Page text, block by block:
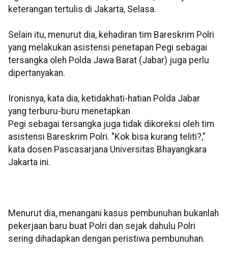
keterangan tertulis di Jakarta, Selasa.
Selain itu, menurut dia, kehadiran tim Bareskrim Polri
yang melakukan asistensi penetapan Pegi sebagai
tersangka oleh Polda Jawa Barat (Jabar) juga perlu
dipertanyakan.
Ironisnya, kata dia, ketidakhati-hatian Polda Jabar
yang terburu-buru menetapkan
Pegi sebagai tersangka juga tidak dikoreksi oleh tim
asistensi Bareskrim Polri. "Kok bisa kurang teliti?,"
kata dosen Pascasarjana Universitas Bhayangkara
Jakarta ini.
Menurut dia, menangani kasus pembunuhan bukanlah
pekerjaan baru buat Polri dan sejak dahulu Polri
sering dihadapkan dengan peristiwa pembunuhan.